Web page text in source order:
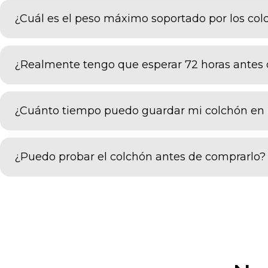
¿Cuál es el peso máximo soportado por los
¿Realmente tengo que esperar 72 horas
completamente y eliminar cualquier olor a
¿Cuánto tiempo puedo guardar mi colchón en
¿Puedo probar el colchón antes de comprarlo?